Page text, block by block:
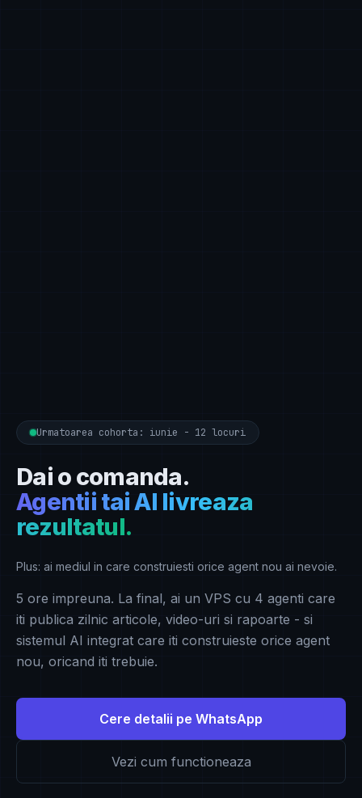
Urmatoarea cohorta: iunie - 12 locuri
Dai o comanda.
Agentii tai AI livreaza
rezultatul.
Plus: ai mediul in care construiesti orice agent nou ai nevoie.
5 ore impreuna. La final, ai un VPS cu 4 agenti care
iti publica zilnic articole, video-uri si rapoarte - si
sistemul AI integrat care iti construieste orice agent
nou, oricand iti trebuie.
Cere detalii pe WhatsApp
Vezi cum functioneaza